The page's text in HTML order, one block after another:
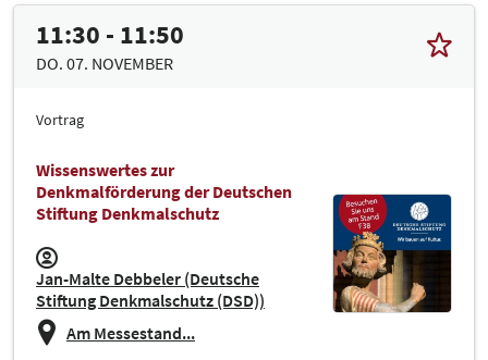
11:30 - 11:50
DO. 07. NOVEMBER
Vortrag
Wissenswertes zur
Denkmalförderung der Deutschen
Stiftung Denkmalschutz
Jan-Malte Debbeler (Deutsche
Stiftung Denkmalschutz (DSD))
Am Messestand...